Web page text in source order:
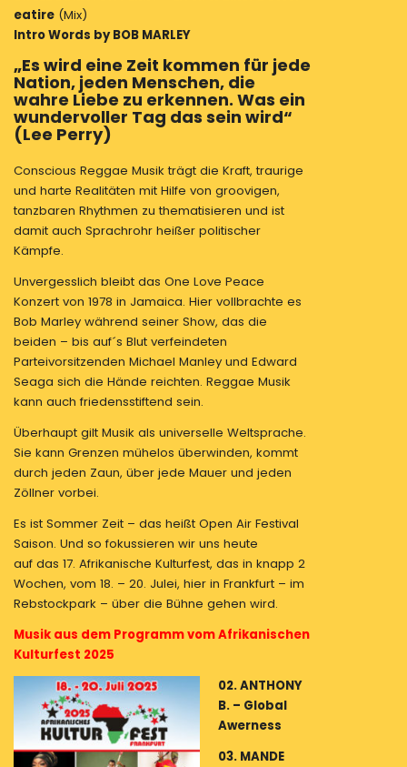
eatire (Mix)
Intro Words by BOB MARLEY
„Es wird eine Zeit kommen für jede
Nation, jeden Menschen, die
wahre Liebe zu erkennen. Was ein
wundervoller Tag das sein wird“
(Lee Perry)
Conscious Reggae Musik trägt die Kraft, traurige
und harte Realitäten mit Hilfe von groovigen,
tanzbaren Rhythmen zu thematisieren und ist
damit auch Sprachrohr heißer politischer
Kämpfe.
Unvergesslich bleibt das One Love Peace
Konzert von 1978 in Jamaica. Hier vollbrachte es
Bob Marley während seiner Show, das die
beiden – bis auf´s Blut verfeindeten
Parteivorsitzenden Michael Manley und Edward
Seaga sich die Hände reichten. Reggae Musik
kann auch friedensstiftend sein.
Überhaupt gilt Musik als universelle Weltsprache.
Sie kann Grenzen mühelos überwinden, kommt
durch jeden Zaun, über jede Mauer und jeden
Zöllner vorbei.
Es ist Sommer Zeit – das heißt Open Air Festival
Saison. Und so fokussieren wir uns heute
auf das 17. Afrikanische Kulturfest, das in knapp 2
Wochen, vom 18. – 20. Julei, hier in Frankfurt – im
Rebstockpark – über die Bühne gehen wird.
Musik aus dem Programm vom Afrikanischen
Kulturfest 2025
02. ANTHONY
B. – Global
Awerness
03. MANDE